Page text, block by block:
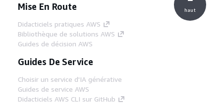
Mise En Route
Didacticiels pratiques AWS
Bibliothèque de solutions AWS
Guides de décision AWS
Guides De Service
Choisir un service d'IA générative
Guides de service AWS
Didacticiels AWS CLI sur GitHub
haut